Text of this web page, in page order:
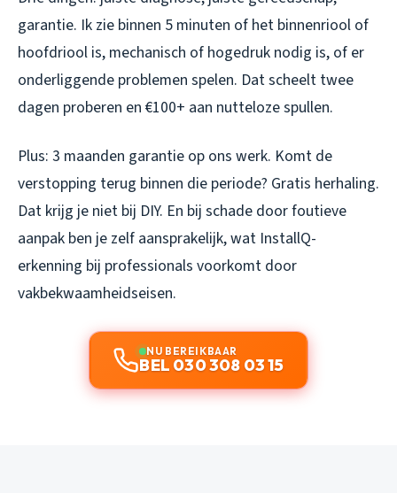
garantie. Ik zie binnen 5 minuten of het binnenriool of
hoofdriool is, mechanisch of hogedruk nodig is, of er
onderliggende problemen spelen. Dat scheelt twee
dagen proberen en €100+ aan nutteloze spullen.
Plus: 3 maanden garantie op ons werk. Komt de
verstopping terug binnen die periode? Gratis herhaling.
Dat krijg je niet bij DIY. En bij schade door foutieve
aanpak ben je zelf aansprakelijk, wat InstallQ-
erkenning bij professionals voorkomt door
vakbekwaamheidseisen.
NU BEREIKBAAR
BEL 030 308 03 15